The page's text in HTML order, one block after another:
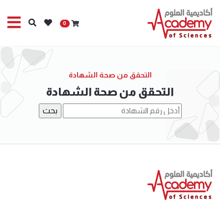
0
التحقق من صحة الشهادة
التحقق من صحة الشهادة